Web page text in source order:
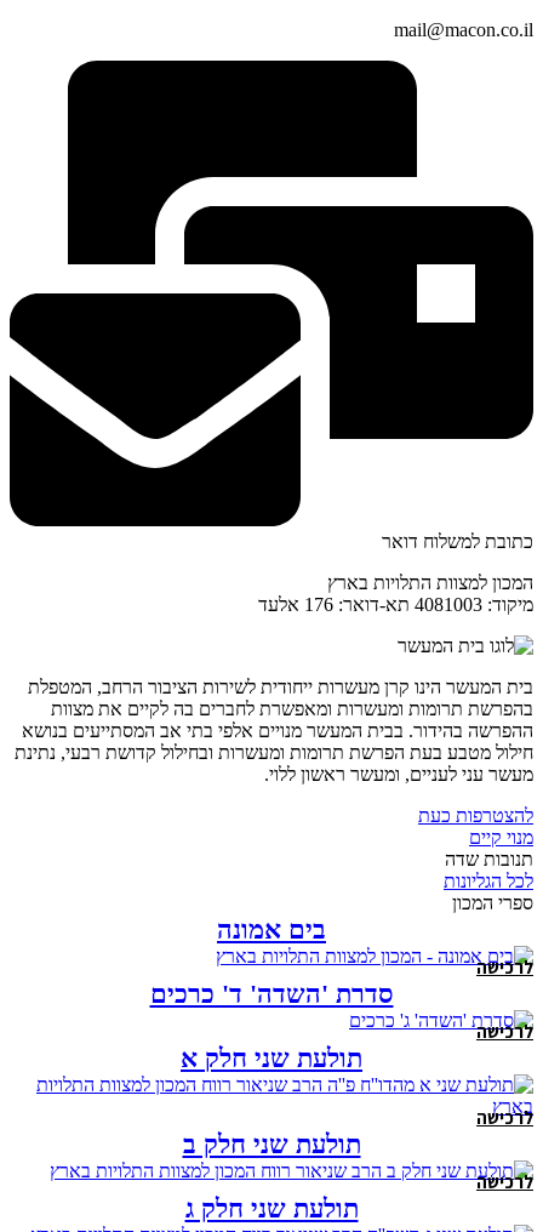
mail@macon.co.il
כתובת למשלוח דואר
המכון למצוות התלויות בארץ
מיקוד: 4081003 תא-דואר: 176 אלעד
בית המעשר הינו קרן מעשרות ייחודית לשירות הציבור הרחב, המטפלת
בהפרשת תרומות ומעשרות ומאפשרת לחברים בה לקיים את מצוות
ההפרשה בהידור. בבית המעשר מנויים אלפי בתי אב המסתייעים בנושא
חילול מטבע בעת הפרשת תרומות ומעשרות ובחילול קדושת רבעי, נתינת
מעשר עני לעניים, ומעשר ראשון ללוי.
להצטרפות כעת
מנוי קיים
תנובות שדה
לכל הגליונות
ספרי המכון
בים אמונה
לרכישה
סדרת 'השדה' ד' כרכים
לרכישה
תולעת שני חלק א
לרכישה
תולעת שני חלק ב
לרכישה
תולעת שני חלק ג